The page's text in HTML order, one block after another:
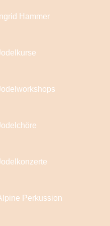
Ingrid Hammer
Perkussion